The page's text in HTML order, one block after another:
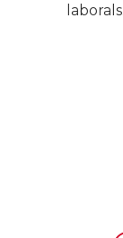
laborals.